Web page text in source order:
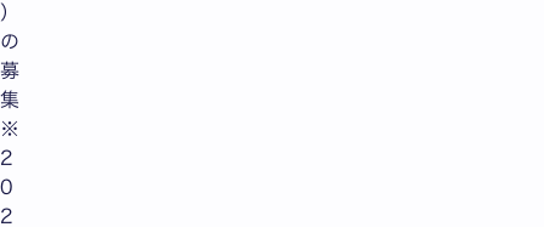
）
の
募
集
※
2
0
2